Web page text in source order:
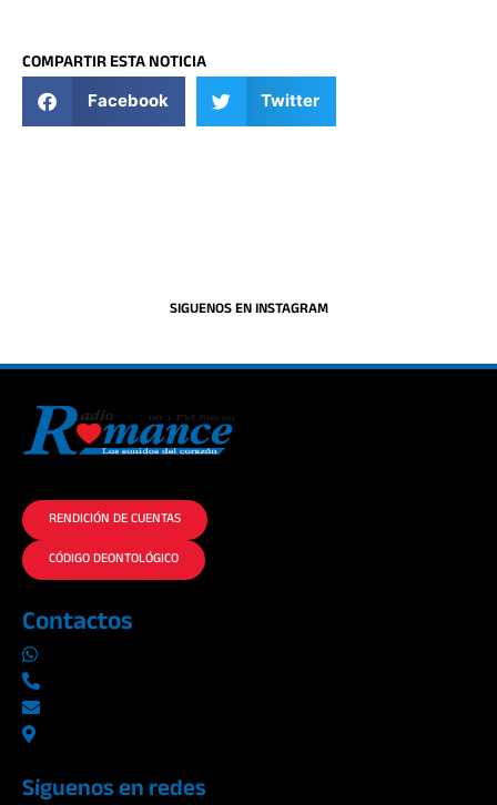
COMPARTIR ESTA NOTICIA
Facebook Twitter
SIGUENOS EN INSTAGRAM
RENDICIÓN DE CUENTAS
CÓDIGO DEONTOLÓGICO
Contactos
Síguenos en redes